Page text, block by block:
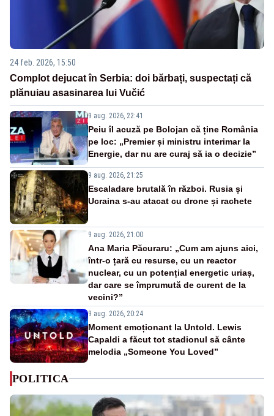
24 feb. 2026, 15:50
Complot dejucat în Serbia: doi bărbați, suspectați că
plănuiau asasinarea lui Vučić
9 aug. 2026, 22:41
Peiu îl acuză pe Bolojan că ține România
pe loc: „Premier și ministru interimar la
Energie, dar nu are curaj să ia o decizie”
9 aug. 2026, 21:25
Escaladare brutală în război. Rusia și
Ucraina s-au atacat cu drone și rachete
9 aug. 2026, 21:00
Ana Maria Păcuraru: „Cum am ajuns aici,
într-o țară cu resurse, cu un reactor
nuclear, cu un potențial energetic uriaș,
dar care se împrumută de curent de la
vecini?”
9 aug. 2026, 20:24
Moment emoționant la Untold. Lewis
Capaldi a făcut tot stadionul să cânte
melodia „Someone You Loved”
POLITICA